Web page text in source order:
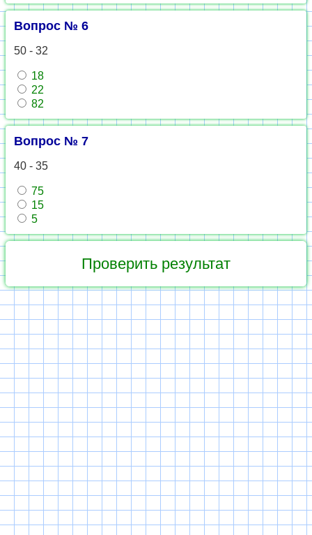
Вопрос № 6
50 - 32
18
22
82
Вопрос № 7
40 - 35
75
15
5